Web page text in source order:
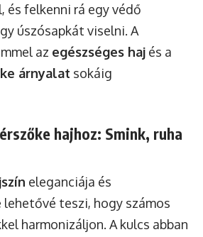
és felkenni rá egy védő
úszósapkát viselni. A
az egészséges haj és a
árnyalat sokáig
hajhoz: Smink, ruha
eleganciája és
teszi, hogy számos
harmonizáljon. A kulcs abban